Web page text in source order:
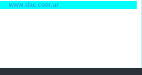
www.dae.com.ar